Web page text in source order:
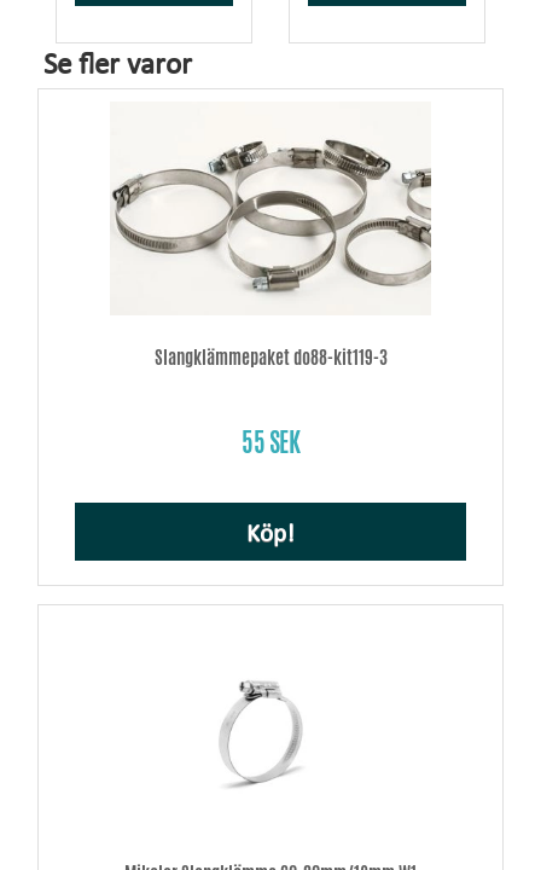
Se fler varor
Slangklämmepaket do88-kit119-3
55 SEK
Köp!